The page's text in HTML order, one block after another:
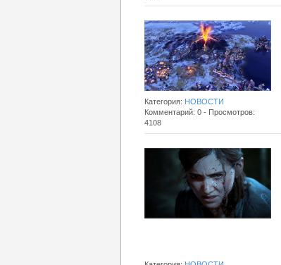
Категория: НОВОСТИ
Комментарий: 0 - Просмотров:
4108